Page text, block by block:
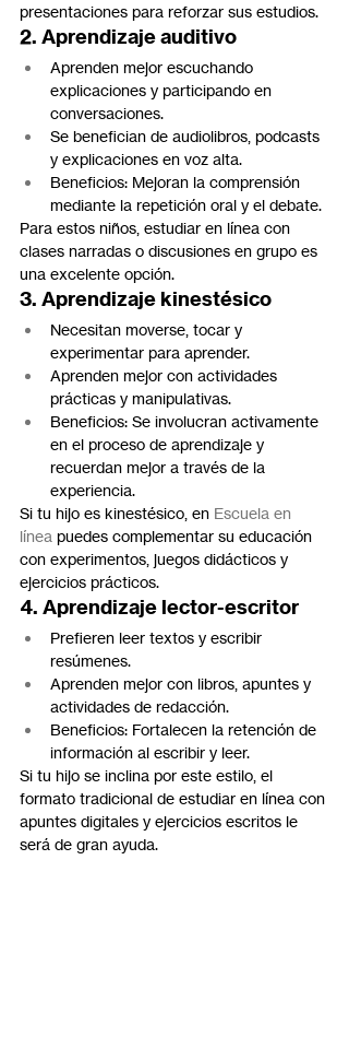
presentaciones para reforzar sus estudios.
2. Aprendizaje auditivo
Aprenden mejor escuchando
explicaciones y participando en
conversaciones.
Se benefician de audiolibros, podcasts
y explicaciones en voz alta.
Beneficios: Mejoran la comprensión
mediante la repetición oral y el debate.
Para estos niños, estudiar en línea con
clases narradas o discusiones en grupo es
una excelente opción.
3. Aprendizaje kinestésico
Necesitan moverse, tocar y
experimentar para aprender.
Aprenden mejor con actividades
prácticas y manipulativas.
Beneficios: Se involucran activamente
en el proceso de aprendizaje y
recuerdan mejor a través de la
experiencia.
Si tu hijo es kinestésico, en Escuela en
línea puedes complementar su educación
con experimentos, juegos didácticos y
ejercicios prácticos.
4. Aprendizaje lector-escritor
Prefieren leer textos y escribir
resúmenes.
Aprenden mejor con libros, apuntes y
actividades de redacción.
Beneficios: Fortalecen la retención de
información al escribir y leer.
Si tu hijo se inclina por este estilo, el
formato tradicional de estudiar en línea con
apuntes digitales y ejercicios escritos le
será de gran ayuda.